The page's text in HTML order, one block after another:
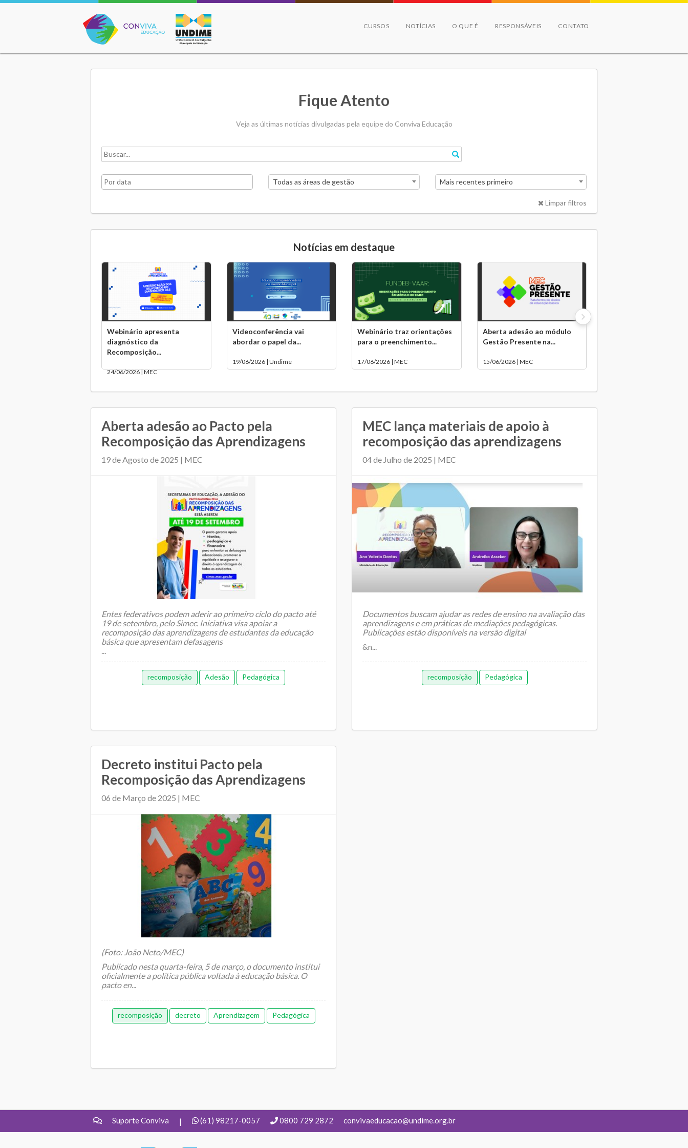
Conviva Educação
CURSOS NOTÍCIAS O QUE É RESPONSÁVEIS CONTATO
Fique Atento
Veja as últimas notícias divulgadas pela equipe do Conviva Educação
Todas as áreas de gestão Mais recentes primeiro
Limpar filtros
Notícias em destaque
Webinário apresenta
diagnóstico da
Recomposição...
24/06/2026 | MEC
Videoconferência vai
abordar o papel da...
19/06/2026 | Undime
Webinário traz orientações
para o preenchimento...
17/06/2026 | MEC
Aberta adesão ao módulo
Gestão Presente na...
15/06/2026 | MEC
Aberta adesão ao Pacto pela
Recomposição das Aprendizagens
19 de Agosto de 2025 | MEC
Entes federativos podem aderir ao primeiro ciclo do pacto até
19 de setembro, pelo Simec. Iniciativa visa apoiar a
recomposição das aprendizagens de estudantes da educação
básica que apresentam defasagens
...
recomposição Adesão Pedagógica
MEC lança materiais de apoio à
recomposição das aprendizagens
04 de Julho de 2025 | MEC
Documentos buscam ajudar as redes de ensino na avaliação das
aprendizagens e em práticas de mediações pedagógicas.
Publicações estão disponíveis na versão digital
&n...
recomposição Pedagógica
Decreto institui Pacto pela
Recomposição das Aprendizagens
06 de Março de 2025 | MEC
(Foto: João Neto/MEC)
Publicado nesta quarta-feira, 5 de março, o documento institui
oficialmente a política pública voltada à educação básica. O
pacto en...
recomposição decreto Aprendizagem Pedagógica
Suporte Conviva | (61) 98217-0057 0800 729 2872 convivaeducacao@undime.org.br